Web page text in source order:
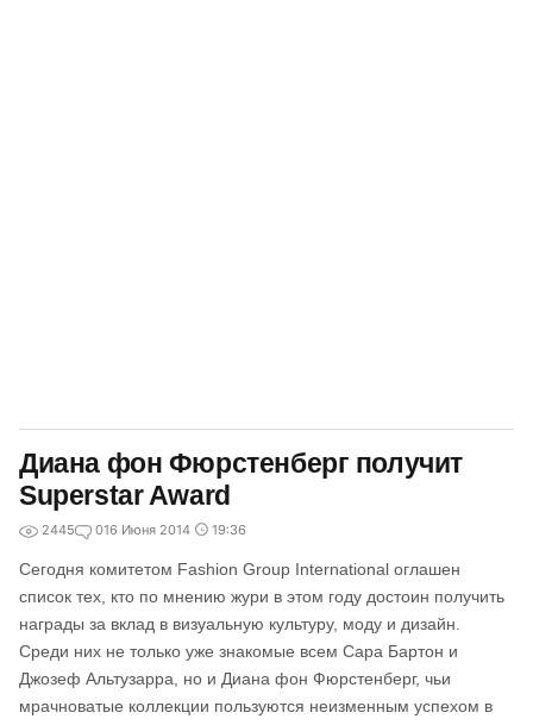
Диана фон Фюрстенберг получит
Superstar Award
2445 016 Июня 2014 19:36
Сегодня комитетом Fashion Group International оглашен
список тех, кто по мнению жури в этом году достоин получить
награды за вклад в визуальную культуру, моду и дизайн.
Среди них не только уже знакомые всем Сара Бартон и
Джозеф Альтузарра, но и Диана фон Фюрстенберг, чьи
мрачноватые коллекции пользуются неизменным успехом в